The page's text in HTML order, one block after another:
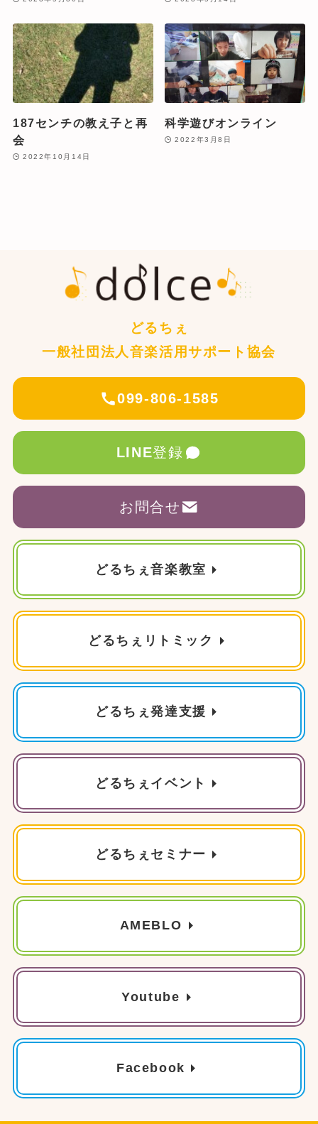
187センチの教え子と再
会
2022年10月14日
科学遊びオンライン
2022年3月8日
どるちぇ
一般社団法人音楽活用サポート協会
099-806-1585
LINE登録
お問合せ
どるちぇ音楽教室
どるちぇリトミック
どるちぇ発達支援
どるちぇイベント
どるちぇセミナー
AMEBLO
Youtube
Facebook